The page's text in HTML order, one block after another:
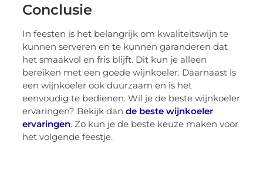
Conclusie
In feesten is het belangrijk om kwaliteitswijn te
kunnen serveren en te kunnen garanderen dat
het smaakvol en fris blijft. Dit kun je alleen
bereiken met een goede wijnkoeler. Daarnaast is
een wijnkoeler ook duurzaam en is het
eenvoudig te bedienen. Wil je de beste wijnkoeler
ervaringen? Bekijk dande beste wijnkoeler
ervaringen. Zo kun je de beste keuze maken voor
het volgende feestje.